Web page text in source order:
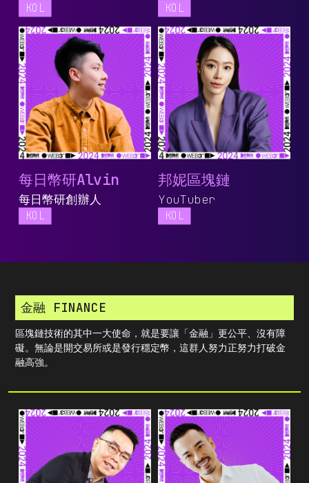
KOL KOL
每日幣研Alvin
每日幣研創辦人
KOL
邦妮區塊鏈
YouTuber
KOL
金融 FINANCE
區塊鏈技術的其中一大使命，就是要讓「金融」更公平、沒有障
礙。無論是開交易所或是發行穩定幣，這群人努力正努力打破金
融高強。